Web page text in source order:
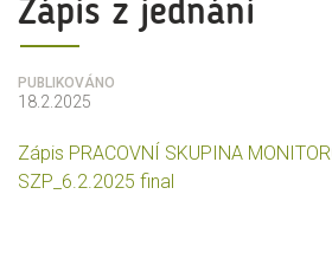
Zápis z jednání
PUBLIKOVÁNO
18.2.2025
Zápis PRACOVNÍ SKUPINA
SZP_6.2.2025 final